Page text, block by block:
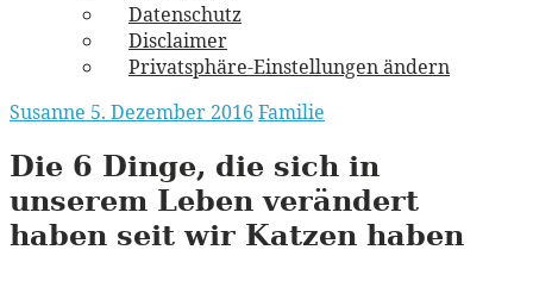
Datenschutz
Disclaimer
Privatsphäre-Einstellungen ändern
Susanne 5. Dezember 2016 Familie
Die 6 Dinge, die sich in
unserem Leben verändert
haben seit wir Katzen haben